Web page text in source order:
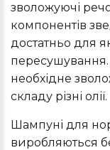
зволожуючі
компонентів
достатньо для
необхідне
складу різні олії.
Шампуні для
виробляються